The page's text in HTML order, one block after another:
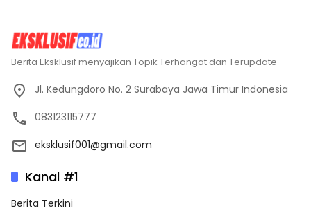
Berita Eksklusif menyajikan Topik Terhangat dan Terupdate
Jl. Kedungdoro No. 2 Surabaya Jawa Timur Indonesia
083123115777
eksklusif001@gmail.com
Kanal #1
Berita Terkini